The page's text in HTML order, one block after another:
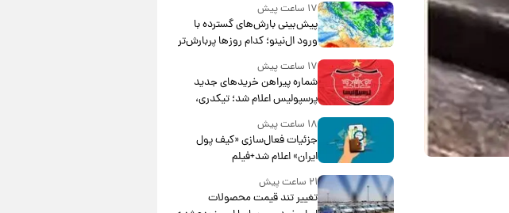
۱۷ ساعت پیش
پیش‌بینی بارش‌های گسترده با
ورود ال‌نینو؛ کدام روزها پربارش‌تر
خواهند بود؟
۱۷ ساعت پیش
شماره پیراهن خریدهای جدید
پرسپولیس اعلام شد؛ تیکدری،
محبی و سرگیف با اعداد ویژه
۱۸ ساعت پیش
جزئیات فعال‌سازی «کیف پول
ایران» اعلام شد+فیلم
۲۱ ساعت پیش
تغییر تند قیمت محصولات